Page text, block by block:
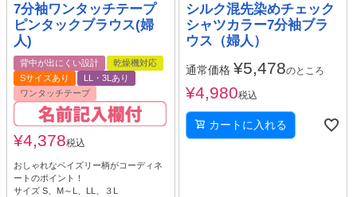
7分袖ワンタッチテープ
ピンタックブラウス(婦
人)
背中が出にくい設計
乾燥機対応
Sサイズあり
LL・3Lあり
ワンタッチテープ
¥4,378税込
おしゃれなペイズリー柄がコーディネ
ートのポイント！
サイズ S、M～L、LL、３L
シルク混先染めチェック
シャツカラー7分袖ブラ
ウス（婦人）
通常価格 ¥5,478のところ
¥4,980税込
カートに入れる